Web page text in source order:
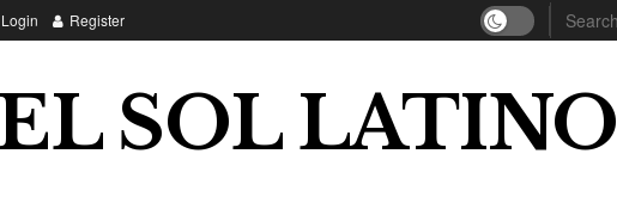
Login Register
SOL LATINO